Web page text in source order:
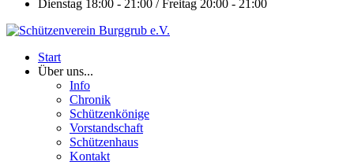
Dienstag 18:00 - 21:00 / Freitag 20:00 - 21:00
Start
Über uns...
Info
Chronik
Schützenkönige
Vorstandschaft
Schützenhaus
Kontakt